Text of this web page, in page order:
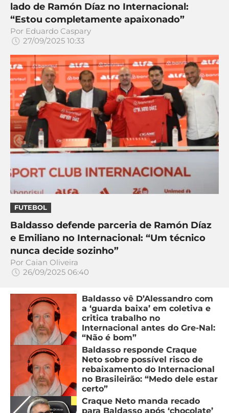
lado de Ramón Díaz no Internacional:
“Estou completamente apaixonado”
Por Eduardo Caspary
27/09/2025 10:33
FUTEBOL
Baldasso defende parceria de Ramón Díaz
e Emiliano no Internacional: “Um técnico
nunca decide sozinho”
Por Caian Oliveira
26/09/2025 06:40
Baldasso vê D’Alessandro com
a ‘guarda baixa’ em coletiva e
critica trabalho no
Internacional antes do Gre-Nal:
“Não é bom”
Baldasso responde Craque
Neto sobre possível risco de
rebaixamento do Internacional
no Brasileirão: “Medo dele estar
certo”
Craque Neto manda recado
para Baldasso após ‘chocolate’